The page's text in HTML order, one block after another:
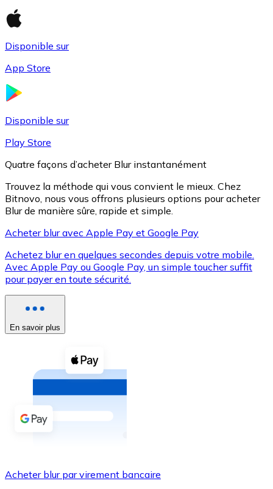
XRP
XRP
Voir toutes
Coupons crypto
Achetez des cryptomonnaies en espèces et d'autres
Acheter avec espèces
Virement SEPA
Disponible sur
App Store
Disponible sur
Play Store
Quatre façons d’acheter Blur instantanément
Trouvez la méthode qui vous convient le mieux. Chez
Bitnovo, nous vous offrons plusieurs options pour acheter
Blur de manière sûre, rapide et simple.
Acheter blur avec Apple Pay et Google Pay
Achetez blur en quelques secondes depuis votre mobile.
Avec Apple Pay ou Google Pay, un simple toucher suffit
pour payer en toute sécurité.
En savoir plus
Acheter blur par virement bancaire